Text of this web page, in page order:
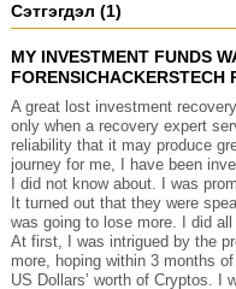
Сэтгэгдэл (1)
MY INVESTMENT FUNDS
FORENSICHACKERSTECH
A great lost investment
only when a recovery expert
reliability that it may produce
journey for me, I have been
I did not know about. I was
It turned out that they were
was going to lose more. I did
At first, I was intrigued by the
more, hoping within 3 months
US Dollars’ worth of Cryptos. I